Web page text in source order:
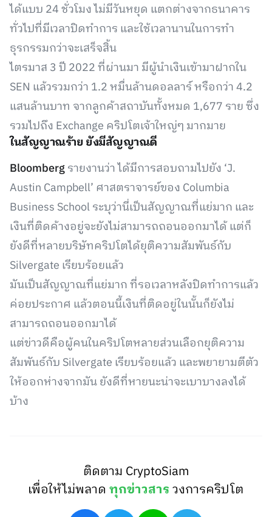
ได้แบบ 24 ชั่วโมง ไม่มีวันหยุด แตกต่างจากธนาคาร
ทั่วไปที่มีเวลาปิดทำการ และใช้เวลานานในการทำ
ธุรกรรมกว่าจะเสร็จสิ้น
ไตรมาส 3 ปี 2022 ที่ผ่านมา มีผู้นำเงินเข้ามาฝากใน
SEN แล้วรวมกว่า 1.2 หมื่นล้านดอลลาร์ หรือกว่า 4.2
แสนล้านบาท จากลูกค้าสถาบันทั้งหมด 1,677 ราย ซึ่ง
รวมไปถึง Exchange คริปโตเจ้าใหญ่ๆ มากมาย
ในสัญญาณร้าย ยังมีสัญญาณดี
Bloombergรายงานว่า ได้มีการสอบถามไปยัง ‘J.
Austin Campbell’ ศาสตราจารย์ของ Columbia
Business School ระบุว่านี่เป็นสัญญาณที่แย่มาก และ
เงินที่ติดค้างอยู่จะยังไม่สามารถถอนออกมาได้ แต่ก็
ยังดีที่หลายบริษัทคริปโตได้ยุติความสัมพันธ์กับ
Silvergate เรียบร้อยแล้ว
มันเป็นสัญญาณที่แย่มาก ที่รอเวลาหลังปิดทำการแล้ว
ค่อยประกาศ แล้วตอนนี้เงินที่ติดอยู่ในนั้นก็ยังไม่
สามารถถอนออกมาได้
แต่ข่าวดีคือผู้คนในคริปโตหลายส่วนเลือกยุติความ
สัมพันธ์กับ Silvergate เรียบร้อยแล้ว และพยายามตีตัว
ให้ออกห่างจากมัน ยังดีที่หายนะน่าจะเบาบางลงได้
บ้าง
ติดตาม CryptoSiam
เพื่อให้ไม่พลาดทุกข่าวสารวงการคริปโต